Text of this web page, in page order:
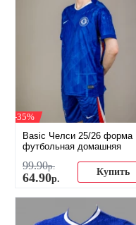
-35%
Basic Челси 25/26 форма
футбольная домашняя
99.90р.
64.90р.
Купить